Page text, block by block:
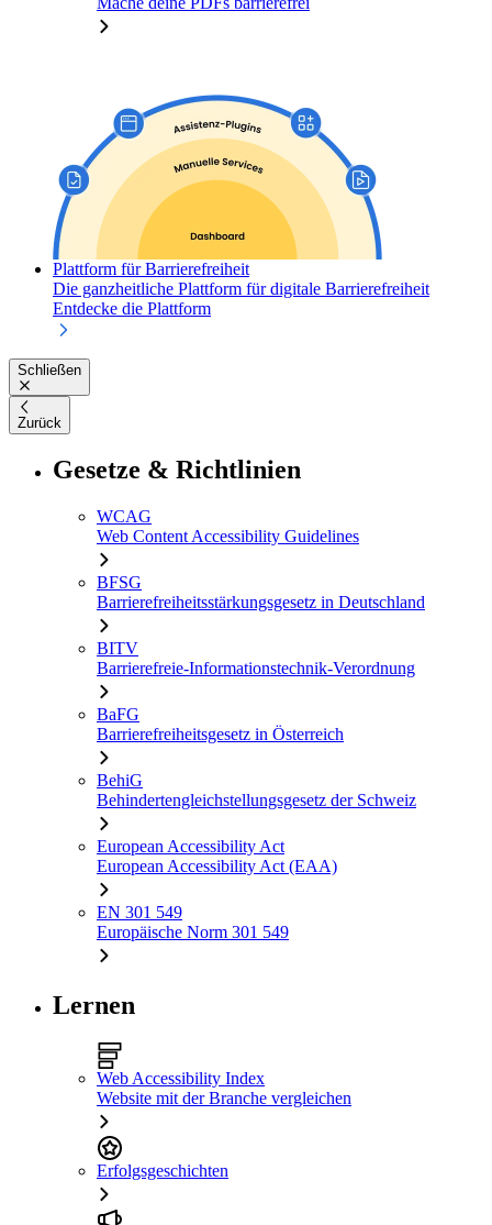
Plattform für Barrierefreiheit
Die ganzheitliche Plattform für digitale Barrierefreiheit
Entdecke die Plattform
Schließen
Zurück
Gesetze & Richtlinien
WCAG
Web Content Accessibility Guidelines
BFSG
Barrierefreiheitsstärkungsgesetz in Deutschland
BITV
Barrierefreie-Informationstechnik-Verordnung
BaFG
Barrierefreiheitsgesetz in Österreich
BehiG
Behindertengleichstellungsgesetz der Schweiz
European Accessibility Act
European Accessibility Act (EAA)
EN 301 549
Europäische Norm 301 549
Lernen
Web Accessibility Index
Website mit der Branche vergleichen
Erfolgsgeschichten